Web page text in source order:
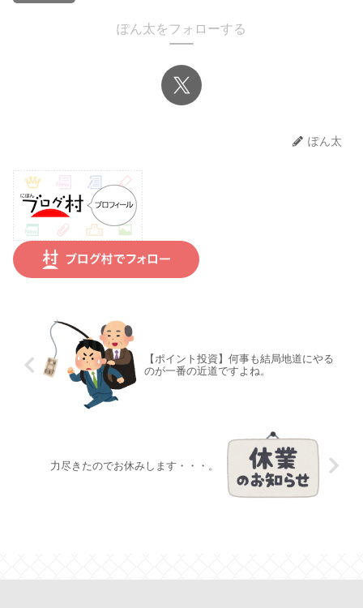
ぽん太をフォローする
ぽん太
【ポイント投資】何事も結局地道にやる
のが一番の近道ですよね。
力尽きたのでお休みします・・・。